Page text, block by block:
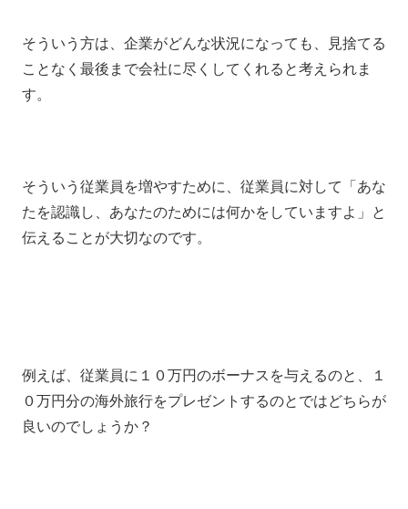
そういう方は、企業がどんな状況になっても、見捨てる
ことなく最後まで会社に尽くしてくれると考えられま
す。
そういう従業員を増やすために、従業員に対して「あな
たを認識し、あなたのためには何かをしていますよ」と
伝えることが大切なのです。
例えば、従業員に１０万円のボーナスを与えるのと、１
０万円分の海外旅行をプレゼントするのとではどちらが
良いのでしょうか？